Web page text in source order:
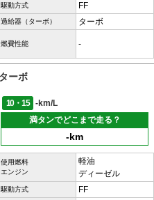
駆動方式 FF
過給器（ターボ） ターボ
燃費性能 -
ーボ
10・15
-km/L
満タンでどこまで走る？
-km
使用燃料
エンジン
軽油
ディーゼル
駆動方式 FF